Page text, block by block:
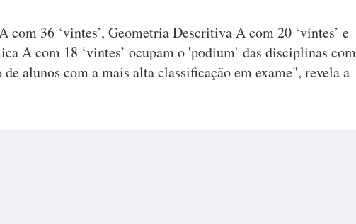
com 36 ‘vintes’, Geometria Descritiva A com 20 ‘vintes’ e
A com 18 ‘vintes’ ocupam o 'podium' das disciplinas com
alunos com a mais alta classificação em exame", revela a